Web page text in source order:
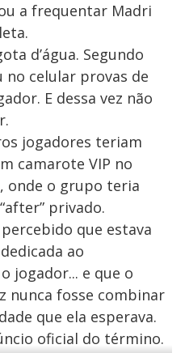
a frequentar Madri
d’água. Segundo
celular provas de
E dessa vez não
jogadores teriam
camarote VIP no
, onde o grupo teria
privado.
que estava
ao
jogador... e que o
nunca fosse combinar
que ela esperava.
oficial do término.